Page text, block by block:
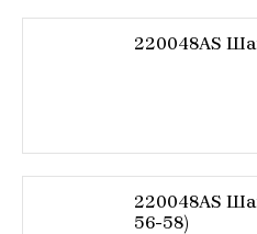
220048AS
220048AS
56-58)